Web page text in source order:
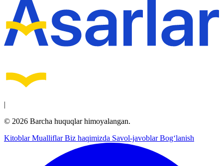
|
© 2026 Barcha huquqlar himoyalangan.
KitoblarMualliflarBiz haqimizda Savol-javoblarBog‘lanish